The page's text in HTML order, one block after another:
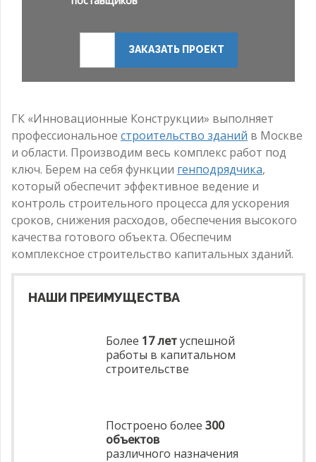
ЗАКАЗАТЬ ПРОЕКТ
ГК «Инновационные Конструкции» выполняет
профессиональное строительство зданий в Москве
и области. Производим весь комплекс работ под
ключ. Берем на себя функции генподрядчика,
который обеспечит эффективное ведение и
контроль строительного процесса для ускорения
сроков, снижения расходов, обеспечения высокого
качества готового объекта. Обеспечим
комплексное строительство капитальных зданий.
НАШИ ПРЕИМУЩЕСТВА
Более 17 летуспешной
работы в капитальном
строительстве
Построено более 300
объектов
различного назначения